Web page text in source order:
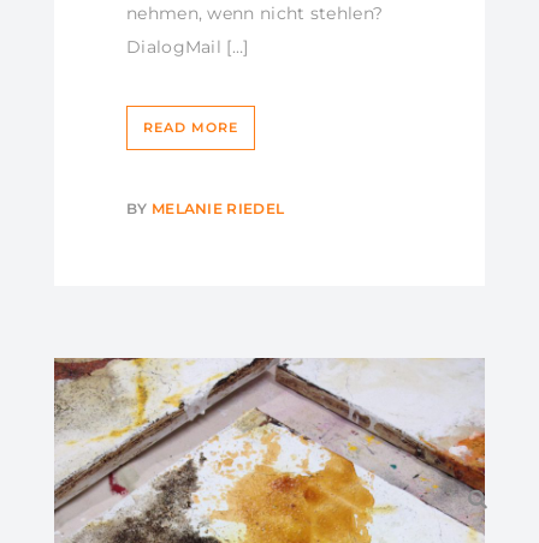
nehmen, wenn nicht stehlen?
DialogMail […]
READ MORE
BY MELANIE RIEDEL